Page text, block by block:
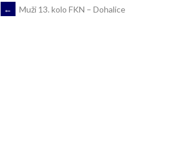
POST
← Muži 13. kolo FKN – Dohalice